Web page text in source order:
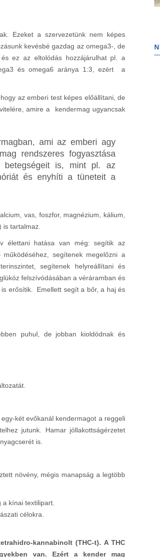
Ezeket a szervezetünk nem képes
kevésbé gazdag az omega3-, de
ez az eltolódás hozzájárulhat pl. a
és omega6 aránya 1:3, ezért a
az emberi test képes előállítani, de
amire a kendermag ugyancsak
ami az emberi agy
rendszeres fogyasztása
is, mint pl. az
és enyhíti a tüneteit a
vas, foszfor, magnézium, kálium,
is tartalmaz.
élettani hatása van még: segítik az
segítenek megelőzni a
segítenek helyreállítani és
felszívódásában a véráramban és
erősítik. Emellett segít a bőr, a haj és
puhul, de jobban kioldódnak és
két evőkanál kendermagot a reggeli
jutunk. Hamar jóllakottságérzetet
is.
növény, mégis manapság a legtöbb
a kínai textilipart.
célokra.
kannabinolt (THC-t). A THC
van. Ezért a kender mag